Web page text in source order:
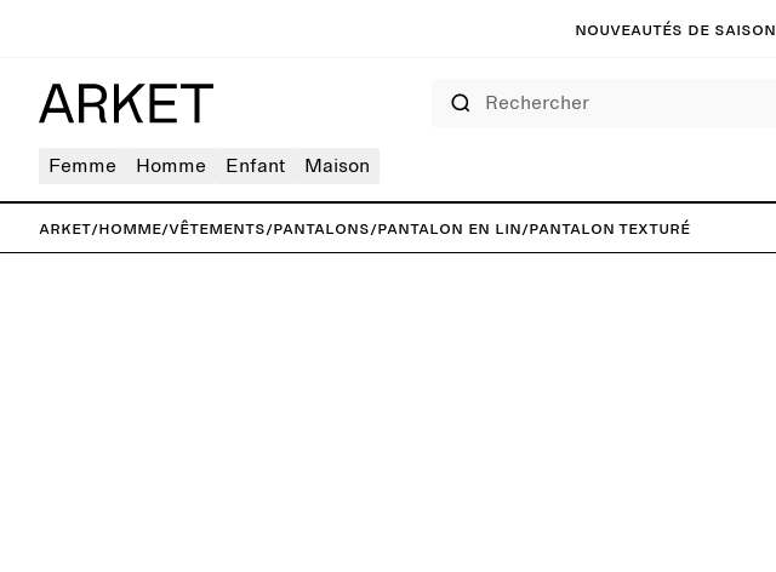
Nouveautés de saison
Femme Homme Enfant Maison
ARKET/Homme/Vêtements/Pantalons/Pantalon en lin/Pantalon texturé